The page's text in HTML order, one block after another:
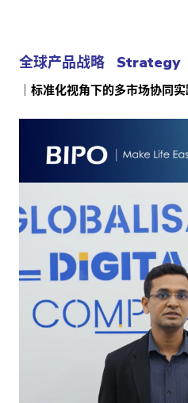
全球产品战略 Strategy
｜标准化视角下的多市场协同